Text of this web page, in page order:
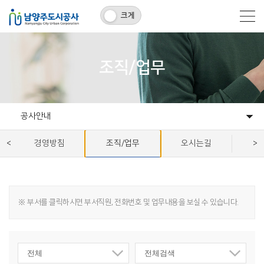
크게
조직/업무
공사안내
공사안내
윤리경영
홍보마당
사회공헌
관내기관
경영방침 조직/업무 오시는길 공
※ 부서를 클릭하시면 부서직원, 전화번호 및 업무내용을 보실 수 있습니다.